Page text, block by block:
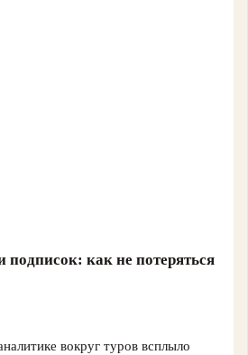
подписок: как не потеряться
вокруг туров всплыло